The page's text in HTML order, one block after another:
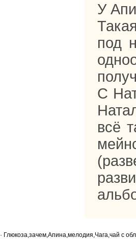
У
под
С
всё
· Глюкоза,зачем,Апина,мелодия,Чага,чай с